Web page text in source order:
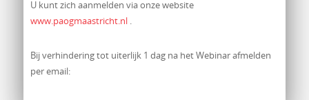
U kunt zich aanmelden via onze website
www.paogmaastricht.nl.
Bij verhindering tot uiterlijk 1 dag na het Webinar afmelden
per email: